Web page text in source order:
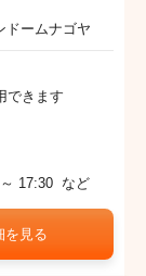
ドームナゴヤ
きます
17:30 など
を見る